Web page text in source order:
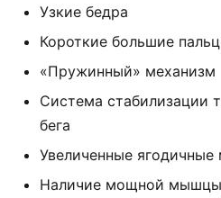
Узкие бедра
Короткие большие
«Пружинный» механизм
Система стабилизации
бега
Увеличенные
Наличие мощной